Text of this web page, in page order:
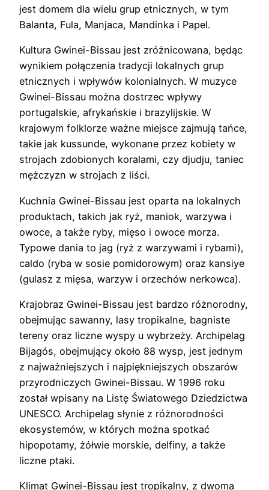
jest domem dla wielu grup etnicznych, w tym
Balanta, Fula, Manjaca, Mandinka i Papel.
Kultura Gwinei-Bissau jest zróżnicowana, będąc
wynikiem połączenia tradycji lokalnych grup
etnicznych i wpływów kolonialnych. W muzyce
Gwinei-Bissau można dostrzec wpływy
portugalskie, afrykańskie i brazylijskie. W
krajowym folklorze ważne miejsce zajmują tańce,
takie jak kussunde, wykonane przez kobiety w
strojach zdobionych koralami, czy djudju, taniec
mężczyzn w strojach z liści.
Kuchnia Gwinei-Bissau jest oparta na lokalnych
produktach, takich jak ryż, maniok, warzywa i
owoce, a także ryby, mięso i owoce morza.
Typowe dania to jag (ryż z warzywami i rybami),
caldo (ryba w sosie pomidorowym) oraz kansiye
(gulasz z mięsa, warzyw i orzechów nerkowca).
Krajobraz Gwinei-Bissau jest bardzo różnorodny,
obejmując sawanny, lasy tropikalne, bagniste
tereny oraz liczne wyspy u wybrzeży. Archipelag
Bijagós, obejmujący około 88 wysp, jest jednym
z najważniejszych i najpiękniejszych obszarów
przyrodniczych Gwinei-Bissau. W 1996 roku
został wpisany na Listę Światowego Dziedzictwa
UNESCO. Archipelag słynie z różnorodności
ekosystemów, w których można spotkać
hipopotamy, żółwie morskie, delfiny, a także
liczne ptaki.
Klimat Gwinei-Bissau jest tropikalny, z dwoma